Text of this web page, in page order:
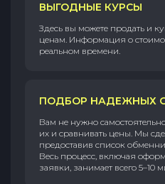
ВЫГОДНЫЕ КУРСЫ
Здесь вы можете продать и
ценам. Информация о
реальном времени.
ПОДБОР НАДЕЖНЫХ
Вам не нужно
их и сравнивать цены. Мы
предоставив список
Весь процесс, включая
заявки, занимает всего 5–10